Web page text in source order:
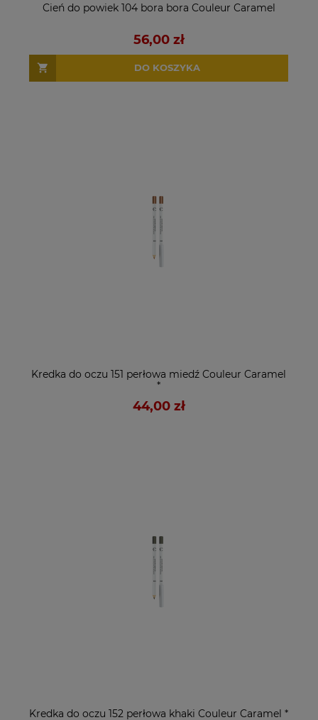
Cień do powiek 104 bora bora Couleur Caramel
56,00 zł
DO KOSZYKA
Kredka do oczu 151 perłowa miedź Couleur Caramel
*
44,00 zł
Kredka do oczu 152 perłowa khaki Couleur Caramel *